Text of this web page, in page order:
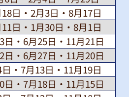
日・2月3日・8月17日
日・1月30日・8月1日
日・6月25日・11月21日
日・6月27日・11月20日
・7月13日・11月19日
日・7月18日・11月15日